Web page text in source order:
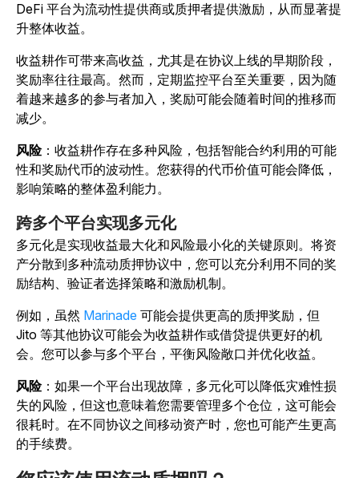
DeFi 平台为流动性提供商或质押者提供激励，从而显著提
升整体收益。
收益耕作可带来高收益，尤其是在协议上线的早期阶段，
奖励率往往最高。然而，定期监控平台至关重要，因为随
着越来越多的参与者加入，奖励可能会随着时间的推移而
减少。
风险：收益耕作存在多种风险，包括智能合约利用的可能
性和奖励代币的波动性。您获得的代币价值可能会降低，
影响策略的整体盈利能力。
跨多个平台实现多元化
多元化是实现收益最大化和风险最小化的关键原则。将资
产分散到多种流动质押协议中，您可以充分利用不同的奖
励结构、验证者选择策略和激励机制。
例如，虽然 Marinade 可能会提供更高的质押奖励，但
Jito 等其他协议可能会为收益耕作或借贷提供更好的机
会。 您可以参与多个平台，平衡风险敞口并优化收益。
风险：如果一个平台出现故障，多元化可以降低灾难性损
失的风险，但这也意味着您需要管理多个仓位，这可能会
很耗时。在不同协议之间移动资产时，您也可能产生更高
的手续费。